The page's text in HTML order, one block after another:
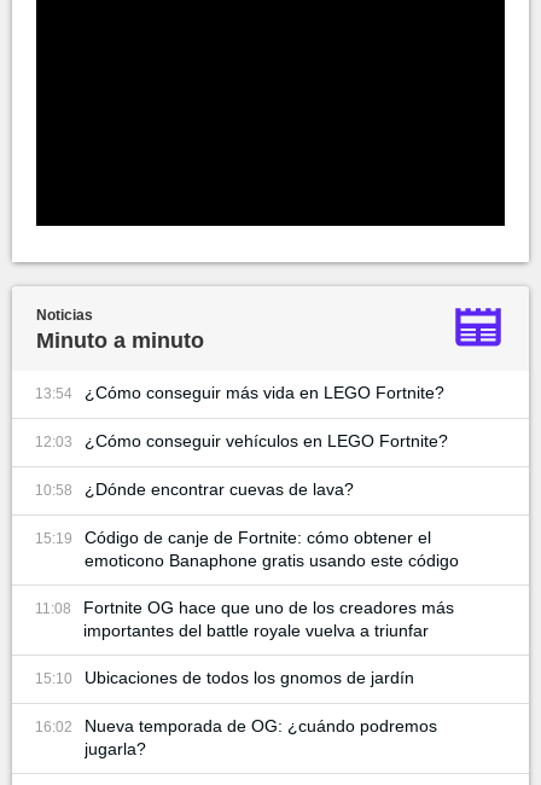
Noticias
Minuto a minuto
13:54 ¿Cómo conseguir más vida en LEGO Fortnite?
12:03 ¿Cómo conseguir vehículos en LEGO Fortnite?
10:58 ¿Dónde encontrar cuevas de lava?
15:19
Código de canje de Fortnite: cómo obtener el
emoticono Banaphone gratis usando este código
11:08
Fortnite OG hace que uno de los creadores más
importantes del battle royale vuelva a triunfar
15:10 Ubicaciones de todos los gnomos de jardín
16:02
Nueva temporada de OG: ¿cuándo podremos
jugarla?